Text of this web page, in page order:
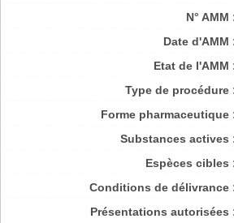
N° AMM
Date d'AMM
Etat de l'AMM
Type de procédure
Forme pharmaceutique
Substances actives
Espèces cibles
Conditions de délivrance
Présentations autorisées